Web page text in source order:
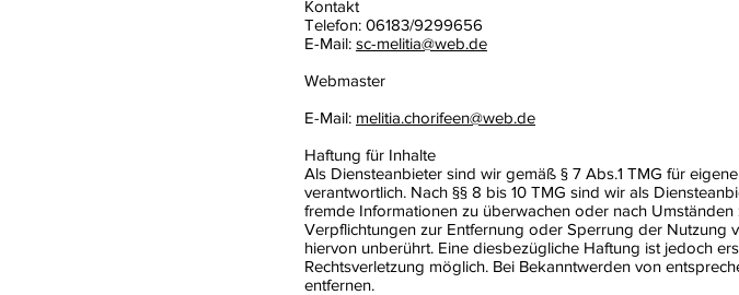
Kontakt
Telefon: 06183/9299656
E-Mail: sc-melitia@web.de
Webmaster
E-Mail: melitia.chorifeen@web.de
Haftung für Inhalte
Als Diensteanbieter sind wir gemäß § 7 Abs.1 TMG für
verantwortlich. Nach §§ 8 bis 10 TMG sind wir als
fremde Informationen zu überwachen oder nach
Verpflichtungen zur Entfernung oder Sperrung der Nutzung
hiervon unberührt. Eine diesbezügliche Haftung ist jedoch
Rechtsverletzung möglich. Bei Bekanntwerden von
entfernen.